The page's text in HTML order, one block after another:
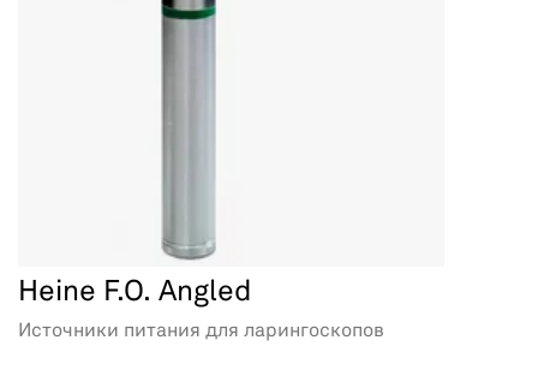
Heine F.O. Angled
Источники питания для ларингоскопов